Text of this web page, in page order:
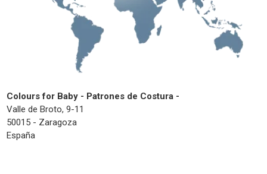
Colours for Baby - Patrones de Costura -
Valle de Broto, 9-11
50015 - Zaragoza
España